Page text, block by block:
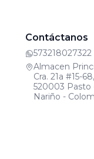
Contáctanos
573218027322
Almacen
Cra. 21a #15-
520003 Pasto
Nariño -